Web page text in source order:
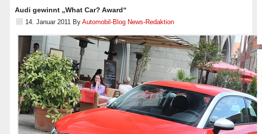
Audi gewinnt „What Car? Award“
14. Januar 2011 By Automobil-Blog News-Redaktion